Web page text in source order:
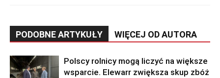
PODOBNE ARTYKUŁY WIĘCEJ OD AUTORA
Polscy rolnicy mogą liczyć na większe
wsparcie. Elewarr zwiększa skup zbóż